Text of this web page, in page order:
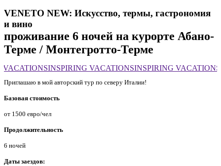
VENETO NEW: Искусство, термы, гастрономия
и вино
проживание 6 ночей на курорте Абано-
Терме / Монтегротто-Терме
INSPIRING VACATIONSINSPIRING VACATIONS
Приглашаю в мой авторский тур по северу Италии!
Базовая стоимость
от 1500 евро/чел
Продолжительность
6 ночей
Даты заездов: